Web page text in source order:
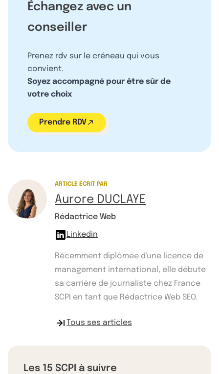
Échangez avec un
conseiller
Prenez rdv sur le créneau qui vous
convient.
Soyez accompagné pour être sûr de
votre choix
Prendre RDV
ARTICLE ÉCRIT PAR
Aurore DUCLAYE
Rédactrice Web
Linkedin
Récemment diplômée d'une licence de
management international, elle débute
sa carrière de journaliste chez France
SCPI en tant que Rédactrice Web SEO.
Tous ses articles
Les 15 SCPI à suivre